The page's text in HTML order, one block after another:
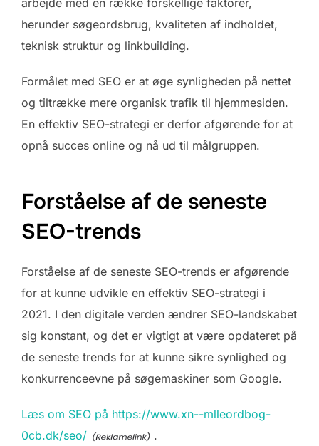
herunder søgeordsbrug, kvaliteten af indholdet,
teknisk struktur og linkbuilding.
Formålet med SEO er at øge synligheden på nettet
og tiltrække mere organisk trafik til hjemmesiden.
En effektiv SEO-strategi er derfor afgørende for at
opnå succes online og nå ud til målgruppen.
Forståelse af de seneste
SEO-trends
Forståelse af de seneste SEO-trends er afgørende
for at kunne udvikle en effektiv SEO-strategi i
2021. I den digitale verden ændrer SEO-landskabet
sig konstant, og det er vigtigt at være opdateret på
de seneste trends for at kunne sikre synlighed og
konkurrenceevne på søgemaskiner som Google.
Læs om SEO på https://www.xn--mlleordbog-
0cb.dk/seo/
.